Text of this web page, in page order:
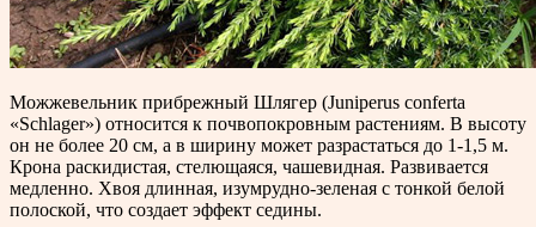
Можжевельник прибрежный Шлягер (Juniperus conferta
«Schlager») относится к почвопокровным растениям. В высоту
он не более 20 см, а в ширину может разрастаться до 1-1,5 м.
Крона раскидистая, стелющаяся, чашевидная. Развивается
медленно. Хвоя длинная, изумрудно-зеленая с тонкой белой
полоской, что создает эффект седины.